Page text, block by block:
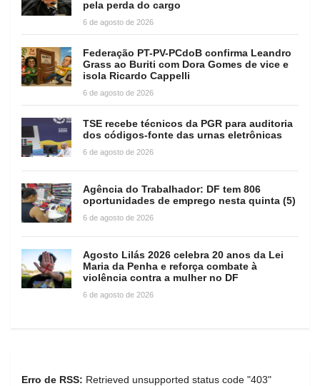
pela perda do cargo
6 de agosto de 2026
Federação PT-PV-PCdoB confirma Leandro
Grass ao Buriti com Dora Gomes de vice e
isola Ricardo Cappelli
6 de agosto de 2026
TSE recebe técnicos da PGR para auditoria
dos códigos-fonte das urnas eletrônicas
6 de agosto de 2026
Agência do Trabalhador: DF tem 806
oportunidades de emprego nesta quinta (5)
6 de agosto de 2026
Agosto Lilás 2026 celebra 20 anos da Lei
Maria da Penha e reforça combate à
violência contra a mulher no DF
6 de agosto de 2026
Erro de RSS: Retrieved unsupported status code "403"